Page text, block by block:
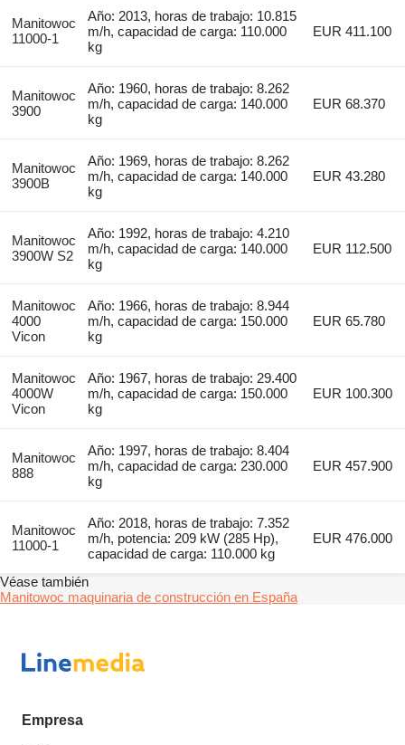
Manitowoc
11000-1
Año: 2013, horas de trabajo: 10.815
m/h, capacidad de carga: 110.000
kg
EUR 411.100
Manitowoc
3900
Año: 1960, horas de trabajo: 8.262
m/h, capacidad de carga: 140.000
kg
EUR 68.370
Manitowoc
3900B
Año: 1969, horas de trabajo: 8.262
m/h, capacidad de carga: 140.000
kg
EUR 43.280
Manitowoc
3900W S2
Año: 1992, horas de trabajo: 4.210
m/h, capacidad de carga: 140.000
kg
EUR 112.500
Manitowoc
4000
Vicon
Año: 1966, horas de trabajo: 8.944
m/h, capacidad de carga: 150.000
kg
EUR 65.780
Manitowoc
4000W
Vicon
Año: 1967, horas de trabajo: 29.400
m/h, capacidad de carga: 150.000
kg
EUR 100.300
Manitowoc
888
Año: 1997, horas de trabajo: 8.404
m/h, capacidad de carga: 230.000
kg
EUR 457.900
Manitowoc
11000-1
Año: 2018, horas de trabajo: 7.352
m/h, potencia: 209 kW (285 Hp),
capacidad de carga: 110.000 kg
EUR 476.000
Véase también
Manitowoc maquinaria de construcción en España
Empresa